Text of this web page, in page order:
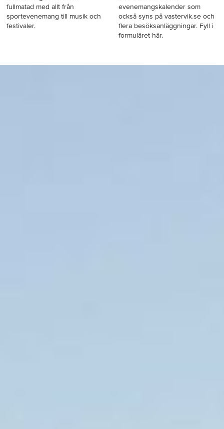
fullmatad med allt från
sportevenemang till musik och
festivaler.
evenemangskalender som
också syns på vastervik.se och
flera besöksanläggningar. Fyll i
formuläret här.